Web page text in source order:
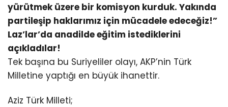
yürütmek üzere bir komisyon kurduk. Yakında
partileşip haklarımız için mücadele edeceğiz!”
Laz’lar’da anadilde eğitim istediklerini
açıkladılar!
Tek başına bu Suriyeliler olayı, AKP’nin Türk
Milletine yaptığı en büyük ihanettir.
Aziz Türk Milleti;